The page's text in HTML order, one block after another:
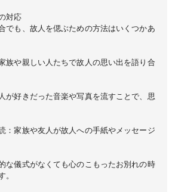
対応
でも、故人を偲ぶための方法はいくつかあ
族や親しい人たちで故人の思い出を語り合
が好きだった音楽や写真を流すことで、思
：家族や友人が故人への手紙やメッセージ
な儀式がなくても心のこもったお別れの時
。